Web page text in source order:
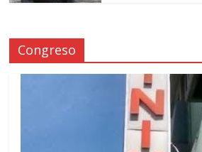
Congreso